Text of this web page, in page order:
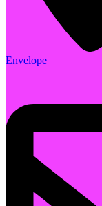
Envelope